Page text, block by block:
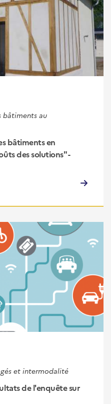
bâtiments au
bâtiments en
des solutions" -
et intermodalité
de l'enquête sur